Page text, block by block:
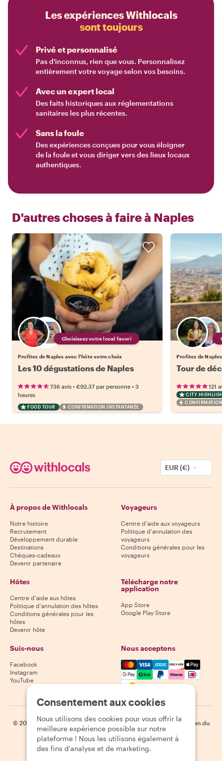
Les expériences Withlocals
sont toujours
Privé et personnalisé
Pas d'inconnus, rien que vous. Personnalisez
entièrement votre voyage selon vos besoins.
Avec un expert local
Des faits historiques aux réglementations
sanitaires les plus récentes.
Sans la foule
Des expériences conçues pour vous éloigner
de la foule et vous diriger vers des lieux locaux
authentiques.
D'autres choses à faire à Naples
Choisissez votre local favori
Profitez de Naples avec l'hôte votre choix
Les 10 dégustations de Naples
736 avis • €92.37 par personne • 3
heures
FOOD TOUR CONFIRMATION INSTANTANÉE
Profitez de
Tour de
121
CITY
EUR (€)
À propos de Withlocals
Notre histoire
Recrutement
Développement durable
Destinations
Chèques-cadeaux
Devenir partenaire
Voyageurs
Centre d'aide aux voyageurs
Politique d'annulation des
voyageurs
Conditions générales pour les
voyageurs
Hôtes
Centre d'aide aux hôtes
Politique d'annulation des hôtes
Conditions générales pour les
hôtes
Devenir hôte
Télécharge notre
application
App Store
Google Play Store
Suis-nous
Facebook
Instagram
YouTube
Nous acceptons
Mastercard, Visa, Amex,
© 2026 Withlocals.com | Politique de confidentialité | Cookies
Plan du
site
Consentement aux cookies
Nous utilisons des cookies pour vous offrir la
meilleure expérience possible sur notre
plateforme ! Nous les utilisons également à
des fins d'analyse et de marketing.